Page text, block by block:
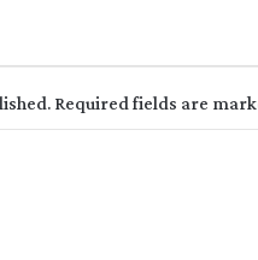
Required fields are